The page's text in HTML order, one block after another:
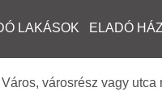
LAKÁSOK ELADÓ